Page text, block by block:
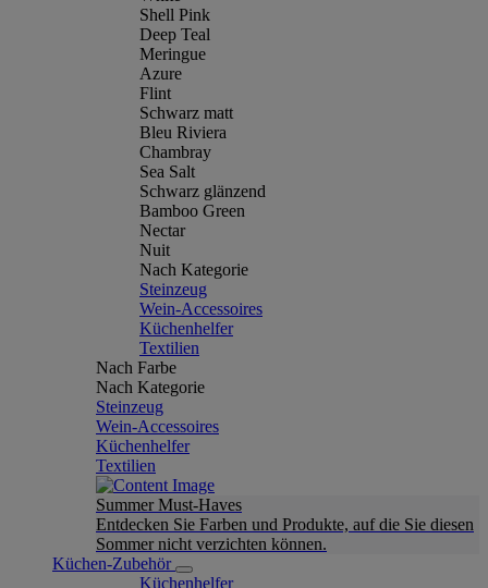
Shell Pink
Deep Teal
Meringue
Azure
Flint
Schwarz matt
Bleu Riviera
Chambray
Sea Salt
Schwarz glänzend
Bamboo Green
Nectar
Nuit
Nach Kategorie
Steinzeug
Wein-Accessoires
Küchenhelfer
Textilien
Nach Farbe
Nach Kategorie
Steinzeug
Wein-Accessoires
Küchenhelfer
Textilien
Summer Must-Haves
Entdecken Sie Farben und Produkte, auf die Sie diesen
Sommer nicht verzichten können.
Küchen-Zubehör
Küchenhelfer